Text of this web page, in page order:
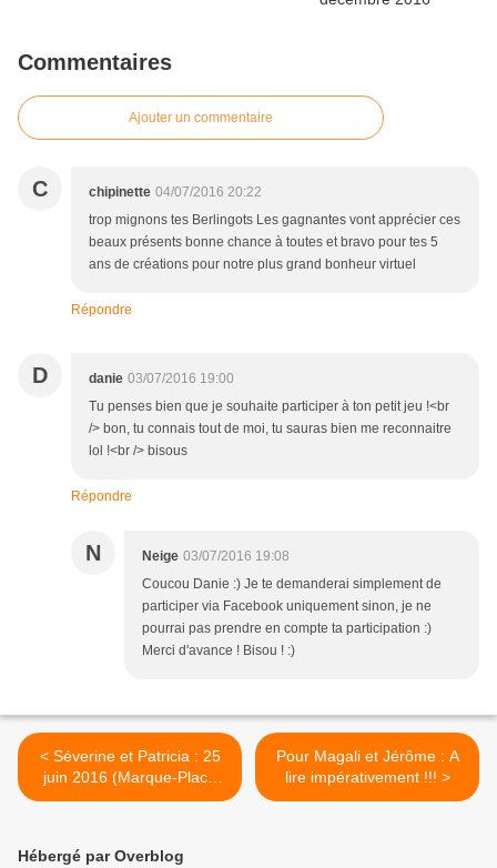
Commentaires
Ajouter un commentaire
C chipinette 04/07/2016 20:22
trop mignons tes Berlingots Les gagnantes vont apprécier ces
beaux présents bonne chance à toutes et bravo pour tes 5
ans de créations pour notre plus grand bonheur virtuel
Répondre
D danie 03/07/2016 19:00
Tu penses bien que je souhaite participer à ton petit jeu !<br
/> bon, tu connais tout de moi, tu sauras bien me reconnaitre
lol !<br /> bisous
Répondre
N Neige 03/07/2016 19:08
Coucou Danie :) Je te demanderai simplement de
participer via Facebook uniquement sinon, je ne
pourrai pas prendre en compte ta participation :)
Merci d'avance ! Bisou ! :)
< Séverine et Patricia : 25
juin 2016 (Marque-Place
Mariage)
Pour Magali et Jérôme : A
lire impérativement !!! >
Hébergé par Overblog